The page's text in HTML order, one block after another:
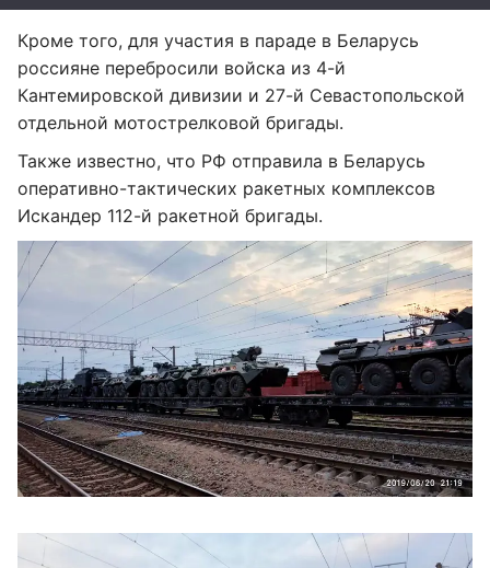
Кроме того, для участия в параде в Беларусь
россияне перебросили войска из 4-й
Кантемировской дивизии и 27-й Севастопольской
отдельной мотострелковой бригады.
Также известно, что РФ отправила в Беларусь
оперативно-тактических ракетных комплексов
Искандер 112-й ракетной бригады.